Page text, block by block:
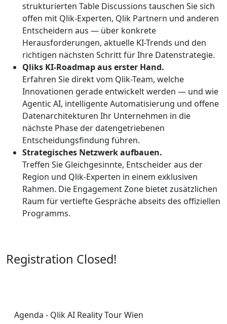
strukturierten Table Discussions tauschen Sie sich
offen mit Qlik-Experten, Qlik Partnern und anderen
Entscheidern aus — über konkrete
Herausforderungen, aktuelle KI-Trends und den
richtigen nächsten Schritt für Ihre Datenstrategie.
Qliks KI-Roadmap aus erster Hand.
Erfahren Sie direkt vom Qlik-Team, welche
Innovationen gerade entwickelt werden — und wie
Agentic AI, intelligente Automatisierung und offene
Datenarchitekturen Ihr Unternehmen in die
nächste Phase der datengetriebenen
Entscheidungsfindung führen.
Strategisches Netzwerk aufbauen.
Treffen Sie Gleichgesinnte, Entscheider aus der
Region und Qlik-Experten in einem exklusiven
Rahmen. Die Engagement Zone bietet zusätzlichen
Raum für vertiefte Gespräche abseits des offiziellen
Programms.
Registration Closed!
Agenda - Qlik AI Reality Tour Wien